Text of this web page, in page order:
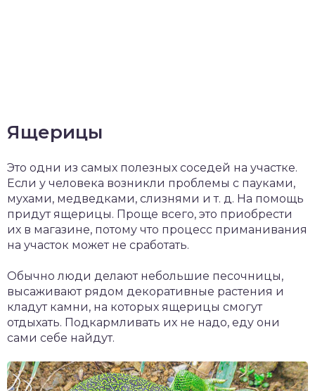
Ящерицы
Это одни из самых полезных соседей на участке.
Если у человека возникли проблемы с пауками,
мухами, медведками, слизнями и т. д. На помощь
придут ящерицы. Проще всего, это приобрести
их в магазине, потому что процесс приманивания
на участок может не сработать.
Обычно люди делают небольшие песочницы,
высаживают рядом декоративные растения и
кладут камни, на которых ящерицы смогут
отдыхать. Подкармливать их не надо, еду они
сами себе найдут.